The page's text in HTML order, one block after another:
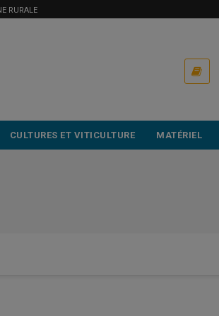
RURALE
CULTURES ET VITICULTURE MATÉRIEL